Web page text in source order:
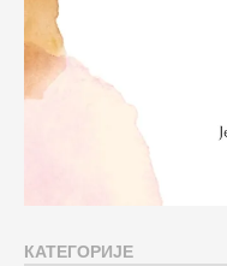
КАТЕГОРИЈЕ